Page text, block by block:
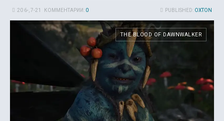
PUBLISHED: OXTON
20 6-, 7-21 КОММЕНТАРИИ: 0
THE BLOOD OF DAWNWALKER